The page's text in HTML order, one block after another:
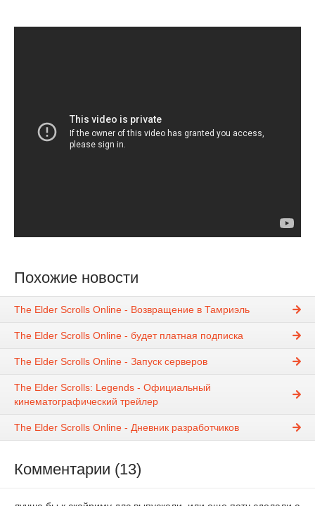
Похожие новости
The Elder Scrolls Online - Возвращение в Тамриэль
The Elder Scrolls Online - будет платная подписка
The Elder Scrolls Online - Запуск серверов
The Elder Scrolls: Legends - Официальный
кинематографический трейлер
The Elder Scrolls Online - Дневник разработчиков
Комментарии (13)